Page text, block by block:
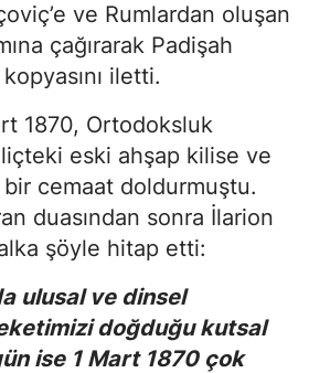
ve Rumlardan oluşan
çağırarak Padişah
iletti.
1870, Ortodoksluk
eski ahşap kilise ve
cemaat doldurmuştu.
duasından sonra İlarion
şöyle hitap etti:
ulusal ve dinsel
doğduğu kutsal
ise 1 Mart 1870 çok